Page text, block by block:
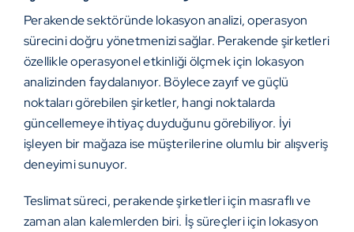
Perakende sektöründe lokasyon analizi, operasyon
sürecini doğru yönetmenizi sağlar. Perakende şirketleri
özellikle operasyonel etkinliği ölçmek için lokasyon
analizinden faydalanıyor. Böylece zayıf ve güçlü
noktaları görebilen şirketler, hangi noktalarda
güncellemeye ihtiyaç duyduğunu görebiliyor. İyi
işleyen bir mağaza ise müşterilerine olumlu bir alışveriş
deneyimi sunuyor.
Teslimat süreci, perakende şirketleri için masraflı ve
zaman alan kalemlerden biri. İş süreçleri için lokasyon